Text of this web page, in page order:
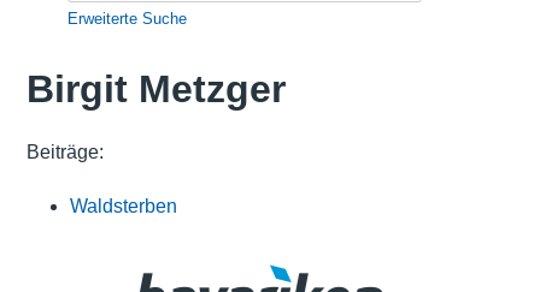
Erweiterte Suche
Birgit Metzger
Beiträge:
Waldsterben